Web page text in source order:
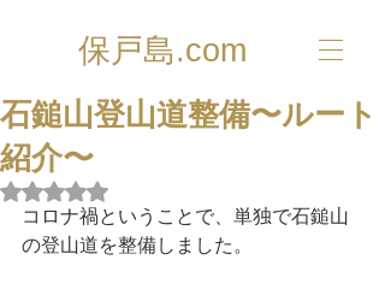
保戸島.com
石鎚山登山道整備〜ルート
紹介〜
5つ星のうちNaNと評価されています。
コロナ禍ということで、単独で石鎚山
の登山道を整備しました。